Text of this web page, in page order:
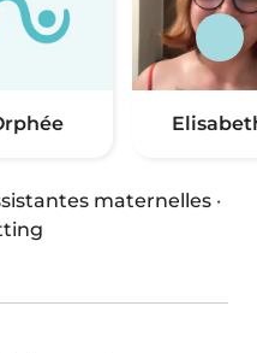
maternelles ·